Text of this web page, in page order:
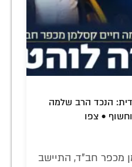
הנכד הרב שלמה
• צפו
מכפר חב"ד, התיישב